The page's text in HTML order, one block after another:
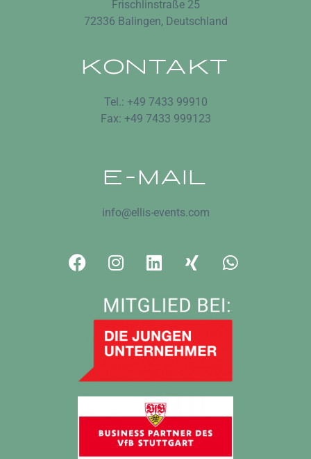
Frischlinstraße 25
72336 Balingen, Deutschland
KONTAKT
Tel.: +49 7433 99910
Fax: +49 7433 999123
E-MAIL
info@ellis-events.com